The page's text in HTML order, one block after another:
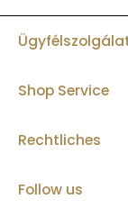
Shop Service
Rechtliches
Follow us